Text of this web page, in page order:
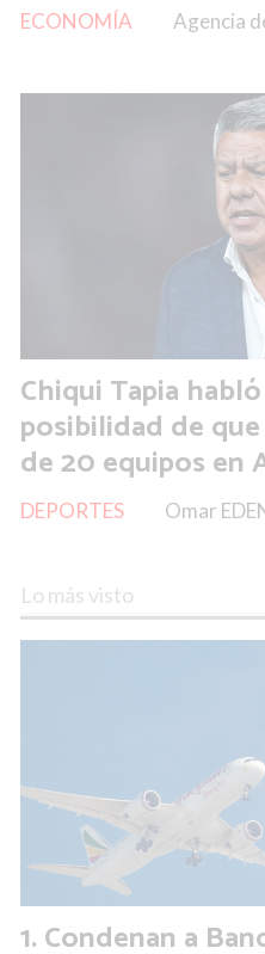
Agencia
ECONOMÍA
Chiqui Tapia
posibilidad de
de 20 equipos en
Omar
DEPORTES
Lo más visto
Condenan a